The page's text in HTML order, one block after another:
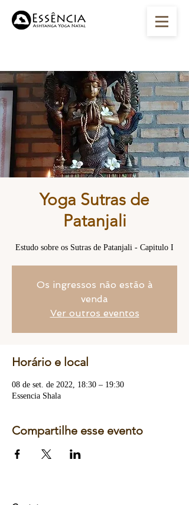
Yoga Sutras de
Patanjali
Estudo sobre os Sutras de Patanjali - Capitulo I
Os ingressos não estão à
venda
Ver outros eventos
Horário e local
08 de set. de 2022, 18:30 – 19:30
Essencia Shala
Compartilhe esse evento